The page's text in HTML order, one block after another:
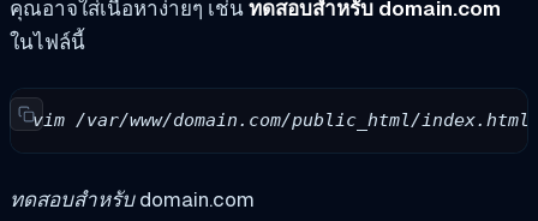
คุณอาจใส่เนื้อหาง่ายๆ เช่นทดสอบสำหรับ domain.com
ในไฟล์นี้
vim /var/www/domain.com/public_html/index.html
ทดสอบสำหรับ domain.com